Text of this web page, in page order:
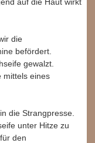
die
befördert.
gewalzt.
mittels eines
die Strangpresse.
unter Hitze zu
den